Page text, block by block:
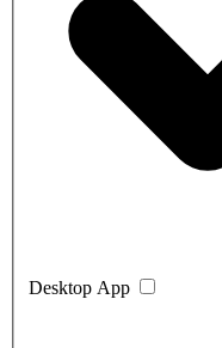
Desktop App